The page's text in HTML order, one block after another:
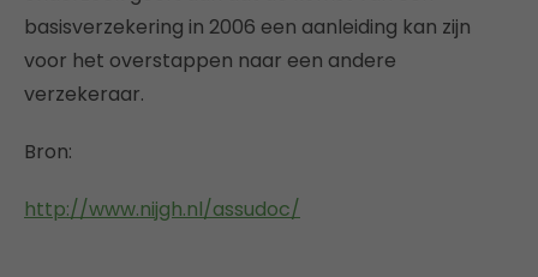
basisverzekering in 2006 een aanleiding kan zijn
voor het overstappen naar een andere
verzekeraar.
Bron:
http://www.nijgh.nl/assudoc/